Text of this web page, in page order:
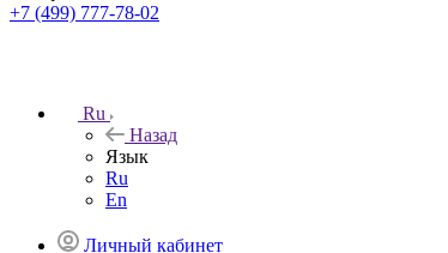
+7 (499) 777-78-02
Ru
Назад
Язык
Ru
En
Личный кабинет